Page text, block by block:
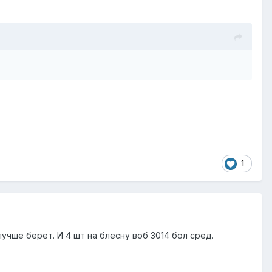
1
берет. И 4 шт на блесну воб 3014 бол сред.